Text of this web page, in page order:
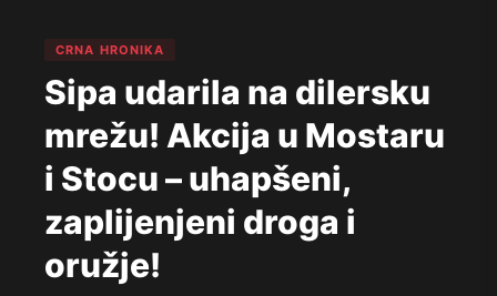
CRNA HRONIKA
Sipa udarila na dilersku
mrežu! Akcija u Mostaru
i Stocu – uhapšeni,
zaplijenjeni droga i
oružje!